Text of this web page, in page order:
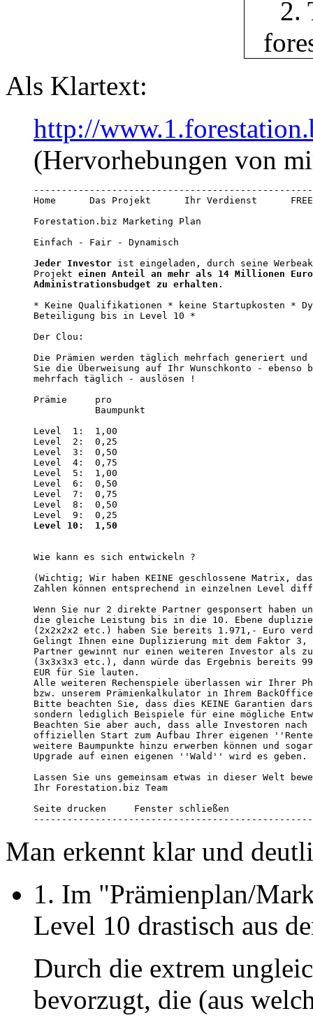
Als Klartext:
http://
(Hervorhebungen von
Home      Das Projekt      Ihr Verdienst      FREE
Forestation.biz Marketing Plan
Einfach - Fair - Dynamisch
Jeder Investor ist eingeladen, durch seine
Projekt einen Anteil an mehr als 14 Millionen Euro
Administrationsbudget zu erhalten .
* Keine Qualifikationen * keine Startupkosten *
Beteiligung bis in Level 10 *
Der Clou:
Die Prämien werden täglich mehrfach generiert und
Sie die Überweisung auf Ihr Wunschkonto - ebenso
mehrfach täglich - auslösen !
Prämie     pro
           Baumpunkt
Level  1:  1,00
Level  2:  0,25
Level  3:  0,50
Level  4:  0,75
Level  5:  1,00
Level  6:  0,50
Level  7:  0,75
Level  8:  0,50
Level 10:  1,50
Wie kann es sich entwickeln ?
(Wichtig; Wir haben KEINE geschlossene Matrix,
Zahlen können entsprechend in einzelnen Level
Wenn Sie nur 2 direkte Partner gesponsert haben
die gleiche Leistung bis in die 10. Ebene
(2x2x2x2 etc.) haben Sie bereits 1.971,- Euro
Gelingt Ihnen eine Duplizierung mit dem Faktor
Partner gewinnt nur einen weiteren Investor als
(3x3x3x3 etc.), dann würde das Ergebnis bereits
EUR für Sie lauten.
Alle weiteren Rechenspiele überlassen wir Ihrer
bzw. unserem Prämienkalkulator in Ihrem
Bitte beachten Sie, dass dies KEINE Garantien
sondern lediglich Beispiele für eine mögliche
Beachten Sie aber auch, dass alle Investoren nach
offiziellen Start zum Aufbau Ihrer eigenen
weitere Baumpunkte hinzu erwerben können und
Upgrade auf einen eigenen ''Wald'' wird es geben.
Lassen Sie uns gemeinsam etwas in dieser Welt
Ihr Forestation.biz Team
Seite drucken     Fenster schließen
Man erkennt klar und
1. Im "Prämienplan/
Level 10 drastisch aus
Durch die extrem
bevorzugt, die (aus